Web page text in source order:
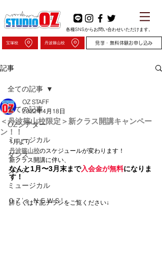
各種SNSからお問い合わせいただけます。
宝塚校 丹波篠山校 見学・無料体験お申し込み
記事
全ての記事
OZシアター
ミュージカル
ダンス
ダンス
ミュージカル
ＯＺ’ｓ ＮＥＷＳ!
全ての記事
＜丹波篠山校限定＞新クラス開講キャンペー
ン！！
OZ STAFF
2022年4月18日
1月より
丹波篠山校のスケジュールが変わります！
新クラス開講に伴い、
なんと1月〜3月末まで入会金が無料になりま
す！
詳しくは下記チラシをご覧ください↓